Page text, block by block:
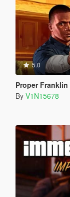
5.0
Proper
By V1N15678